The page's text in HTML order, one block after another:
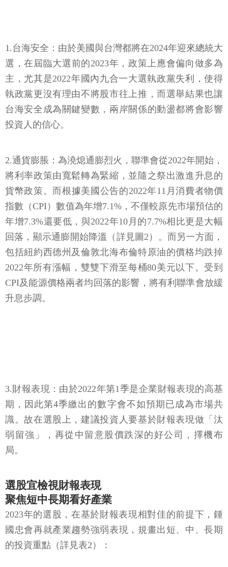
1.台海安全：由於美國與台灣都將在2024年迎來總統大
選，在屆臨大選前的2023年，政策上應會偏向做多為
主，尤其是2022年國內九合一大選執政黨失利，使得
執政黨更沒有理由不將股市往上推，而選舉結果也讓
台海安全成為關鍵變數，兩岸關係的動盪都將會影響
投資人的信心。
2.通貨膨脹：為澆熄通膨烈火，聯準會從2022年開始，
將利率政策由寬鬆轉為緊縮，並隨之祭出激進升息的
貨幣政策。而根據美國公告的2022年11月消費者物價
指數（CPI）數值為年增7.1%，不僅較原先市場預估的
年增7.3%還要低，與2022年10月的7.7%相比更是大幅
回落，顯示通膨開始降溫（詳見圖2）。而另一方面，
包括紐約西德州及倫敦北海布倫特原油的價格均跌掉
2022年所有漲幅，雙雙下滑至每桶80美元以下。受到
CPI及能源價格兩者均回落的影響，將有利聯準會放緩
升息步調。
3.財報表現：由於2022年第1季是企業財報表現的高基
期，因此第4季繳出的數字會不如預期已成為市場共
識。故在選股上，建議投資人要基於財報表現做「汰
弱留強」，再從中留意股價跌深的好公司，擇機布
局。
選股宜檢視財報表現
聚焦短中長期看好產業
2023年的選股，在基於財報表現相對佳的前提下，鍾
國忠會再就產業趨勢強弱表現，規畫出短、中、長期
的投資重點（詳見表2）：